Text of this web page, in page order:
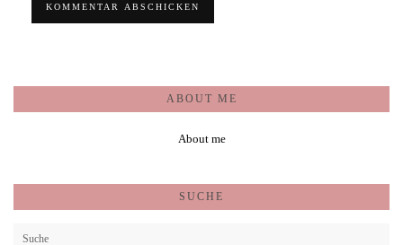
ABOUT ME
About me
SUCHE